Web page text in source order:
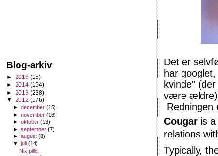
Det er
har
kvinde"
være
Redningen
Cougar is
relations
Typically,
Blog-arkiv
► 2015 (15)
► 2014 (154)
► 2013 (238)
▼ 2012 (176)
►december(15)
►november(16)
►oktober(13)
►september(7)
►august(8)
▼juli(14)
Nix pille!